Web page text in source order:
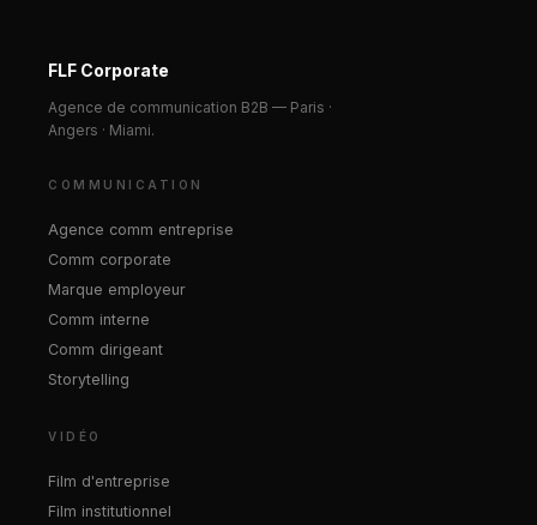
FLF Corporate
Agence de communication B2B — Paris ·
Angers · Miami.
COMMUNICATION
Agence comm entreprise
Comm corporate
Marque employeur
Comm interne
Comm dirigeant
Storytelling
VIDÉO
Film d'entreprise
Film institutionnel